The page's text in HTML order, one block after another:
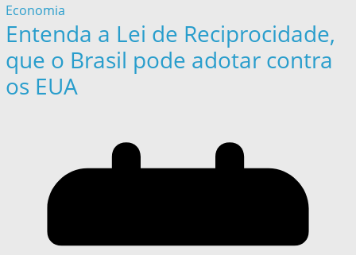
Economia
Entenda a Lei de Reciprocidade,
que o Brasil pode adotar contra
os EUA